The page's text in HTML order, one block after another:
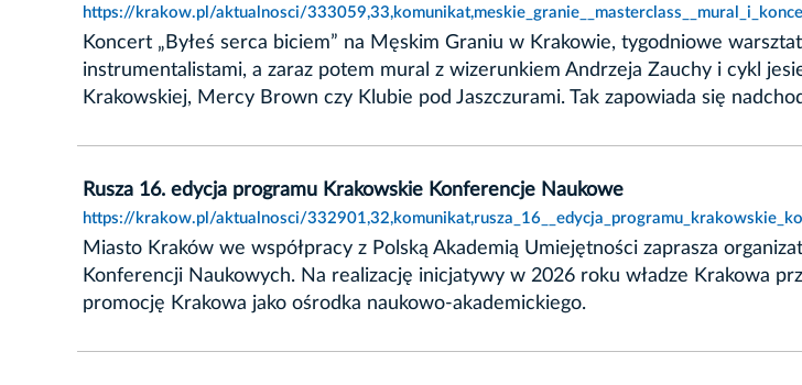
https://krakow.pl/aktualnosci/
Koncert „Byłeś serca biciem” na Męskim Graniu w Krakowie, tygodniowe
instrumentalistami, a zaraz potem mural z wizerunkiem Andrzeja Zauchy i cykl
Krakowskiej, Mercy Brown czy Klubie pod Jaszczurami. Tak zapowiada się
Rusza 16. edycja programu Krakowskie Konferencje Naukowe
https://krakow.pl/aktualnosci/
Miasto Kraków we współpracy z Polską Akademią Umiejętności zaprasza
Konferencji Naukowych. Na realizację inicjatywy w 2026 roku władze Krakowa
promocję Krakowa jako ośrodka naukowo-akademickiego.